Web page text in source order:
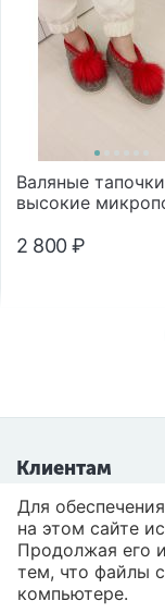
Валяные тапочки
высокие
2 800 ₽
Клиентам
Контакты
Для
на этом сайте
Продолжая его
тем, что файлы
компьютере.